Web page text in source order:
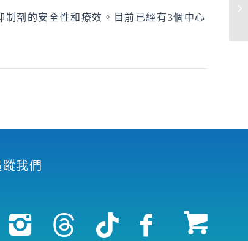
劑的安全性和療效。目前已經有3個中心
我們